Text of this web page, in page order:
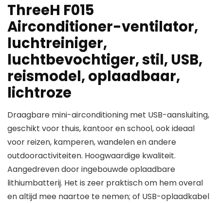
ThreeH F015
Airconditioner-ventilator,
luchtreiniger,
luchtbevochtiger, stil, USB,
reismodel, oplaadbaar,
lichtroze
Draagbare mini-airconditioning met USB-aansluiting,
geschikt voor thuis, kantoor en school, ook ideaal
voor reizen, kamperen, wandelen en andere
outdooractiviteiten. Hoogwaardige kwaliteit.
Aangedreven door ingebouwde oplaadbare
lithiumbatterij. Het is zeer praktisch om hem overal
en altijd mee naartoe te nemen; of USB-oplaadkabel